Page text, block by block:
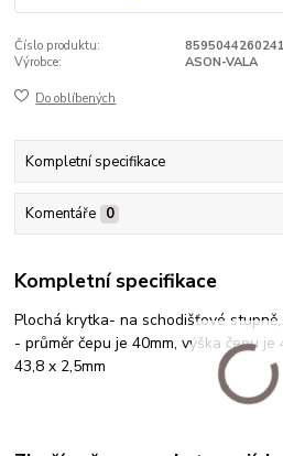
Číslo produktu:
8595044260241
Výrobce:
ASON-VALA
Do oblíbených
Kompletní specifikace
Komentáře 0
Kompletní specifikace
Plochá krytka- na schodišťové
- průměr čepu je 40mm, výška čepu je
43,8 x 2,5mm